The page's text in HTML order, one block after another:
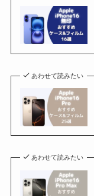
あわせて読みたい
あわせて読みたい